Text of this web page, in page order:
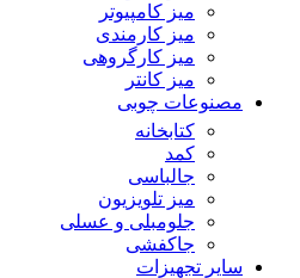
میز کامپیوتر
میز کارمندی
میز کارگروهی
میز کانتر
مصنوعات چوبی
کتابخانه
کمد
جالباسی
میز تلویزیون
جلومبلی و عسلی
جاکفشی
سایر تجهیزات